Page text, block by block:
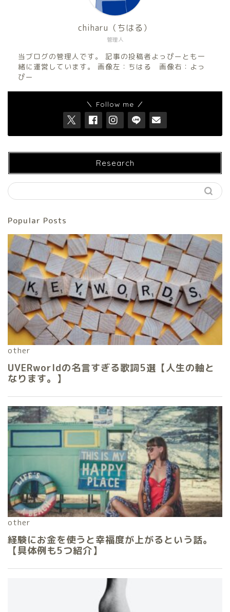
管理人
chiharu（ちはる）
当ブログの管理人です。 記事の投稿者よっぴーとも一
緒に運営しています。 画像左：ちはる 画像右：よっ
ぴー
＼ Follow me ／
Research
Popular Posts